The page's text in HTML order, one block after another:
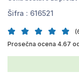
Šifra : 616521
Prosečna ocena 4.67